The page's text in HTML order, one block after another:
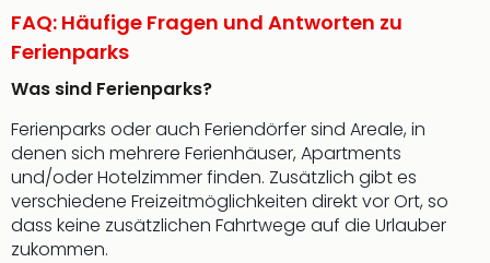
FAQ: Häufige Fragen und Antworten zu
Ferienparks
Was sind Ferienparks?
Ferienparks oder auch Feriendörfer sind Areale, in
denen sich mehrere Ferienhäuser, Apartments
und/oder Hotelzimmer finden. Zusätzlich gibt es
verschiedene Freizeitmöglichkeiten direkt vor Ort, so
dass keine zusätzlichen Fahrtwege auf die Urlauber
zukommen.